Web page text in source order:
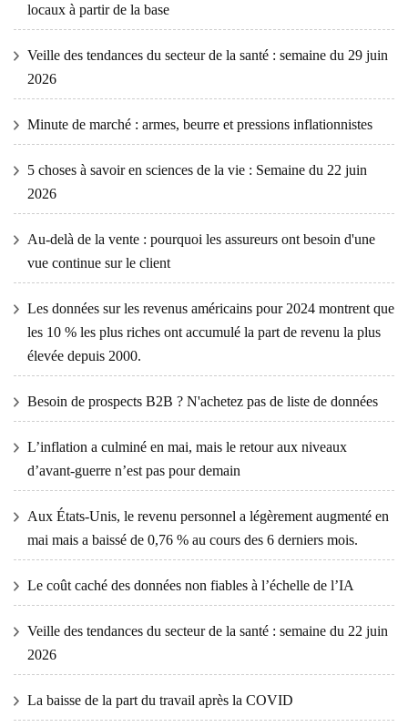
locaux à partir de la base
Veille des tendances du secteur de la santé : semaine du 29 juin
2026
Minute de marché : armes, beurre et pressions inflationnistes
5 choses à savoir en sciences de la vie : Semaine du 22 juin
2026
Au-delà de la vente : pourquoi les assureurs ont besoin d'une
vue continue sur le client
Les données sur les revenus américains pour 2024 montrent que
les 10 % les plus riches ont accumulé la part de revenu la plus
élevée depuis 2000.
Besoin de prospects B2B ? N'achetez pas de liste de données
L’inflation a culminé en mai, mais le retour aux niveaux
d’avant-guerre n’est pas pour demain
Aux États-Unis, le revenu personnel a légèrement augmenté en
mai mais a baissé de 0,76 % au cours des 6 derniers mois.
Le coût caché des données non fiables à l’échelle de l’IA
Veille des tendances du secteur de la santé : semaine du 22 juin
2026
La baisse de la part du travail après la COVID